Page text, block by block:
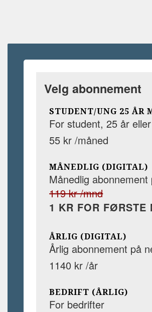
Velg abonnement
STUDENT/UNG 25 ÅR
For student, 25 år
55 kr /måned
MÅNEDLIG (DIGITAL)
Månedlig abonnement
119 kr /mnd
ÅRLIG (DIGITAL)
Årlig abonnement på
1140 kr /år
BEDRIFT (ÅRLIG)
For bedrifter